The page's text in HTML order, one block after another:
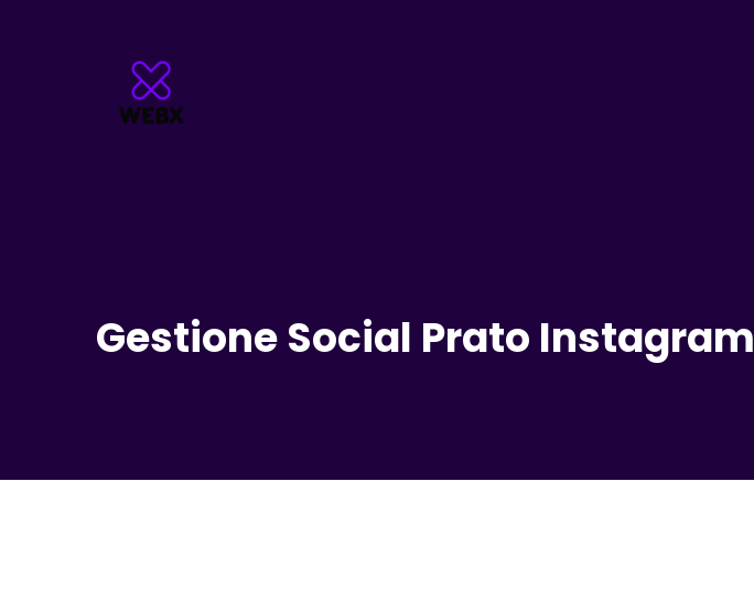
Gestione Social Prato Instagram